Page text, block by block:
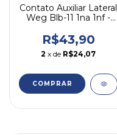
Contato Auxiliar Lateral
Weg Blb-11 1na 1nf -
R$43,90
2 x de R$24,07